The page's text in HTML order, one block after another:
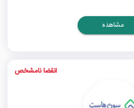
مشاهده
انقضا نامشخص